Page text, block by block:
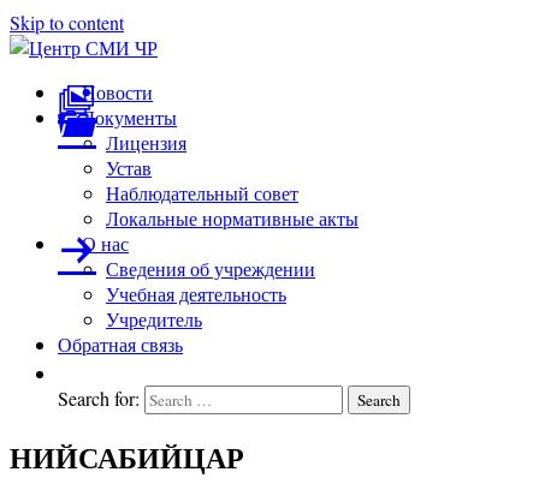
Skip to content
Центр
СМИ
подготовка
переподготовка
работников
Новости
Документы
Лицензия
Устав
Наблюдательный совет
Локальные нормативные акты
О нас
Сведения об учреждении
Учебная деятельность
Учредитель
Обратная связь
Search for: Search
НИЙСАБИЙЦАР